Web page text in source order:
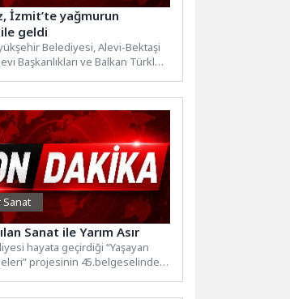
İzmit’te yağmurun
geldi
Belediyesi, Alevi-Bektaşi
Başkanlıkları ve Balkan Türkleri
Sanat
Sanat ile Yarım Asır
hayata geçirdiği “Yaşayan
projesinin 45.belgeselinde